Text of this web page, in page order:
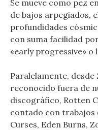
Se mueve como pez
de bajos arpegiados,
profundidades
con suma facilidad
«early progressive» o
Paralelamente, desde
reconocido fuera de
discográfico, Rotten
contado con trabajos
Curses, Eden Burns,